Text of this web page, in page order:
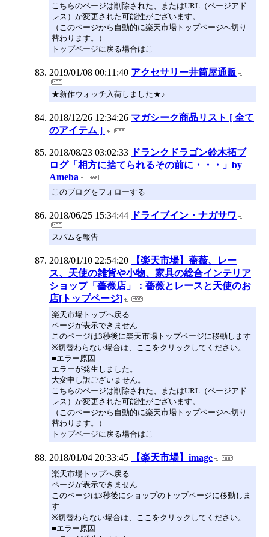
こちらのページは削除された、またはURL（ページアド
レス）が変更された可能性がございます。
（このページから自動的に楽天市場トップページへ切り
替わります。）
トップページに戻る場合はこ
2019/01/08 00:11:40 アクセサリー井筒屋通販
★新作ウォッチ入荷しました★♪
2018/12/26 12:34:26 マガシーク商品リスト [ 全て
のアイテム ]
2018/08/23 03:02:33
ドランクドラゴン鈴木拓ブ
ログ「相方に捨てられるその前に・・・」by
Ameba
このブログをフォローする
2018/06/25 15:34:44 ドライブイン・ナガサワ
スパムを報告
2018/01/10 22:54:20
【楽天市場】薔薇、レー
ス、天使の雑貨や小物、家具の総合インテリア
ショップ「薔薇店」：薔薇とレースと天使のお
店[トップページ]
楽天市場トップへ戻る
ページが表示できません
このページは3秒後に楽天市場トップページに移動します
※切替わらない場合は、ここをクリックしてください。
■エラー原因
エラーが発生しました。
大変申し訳ございません。
こちらのページは削除された、またはURL（ページアド
レス）が変更された可能性がございます。
（このページから自動的に楽天市場トップページへ切り
替わります。）
トップページに戻る場合はこ
2018/01/04 20:33:45 【楽天市場】image
楽天市場トップへ戻る
ページが表示できません
このページは3秒後にショップのトップページに移動しま
す
※切替わらない場合は、ここをクリックしてください。
■エラー原因